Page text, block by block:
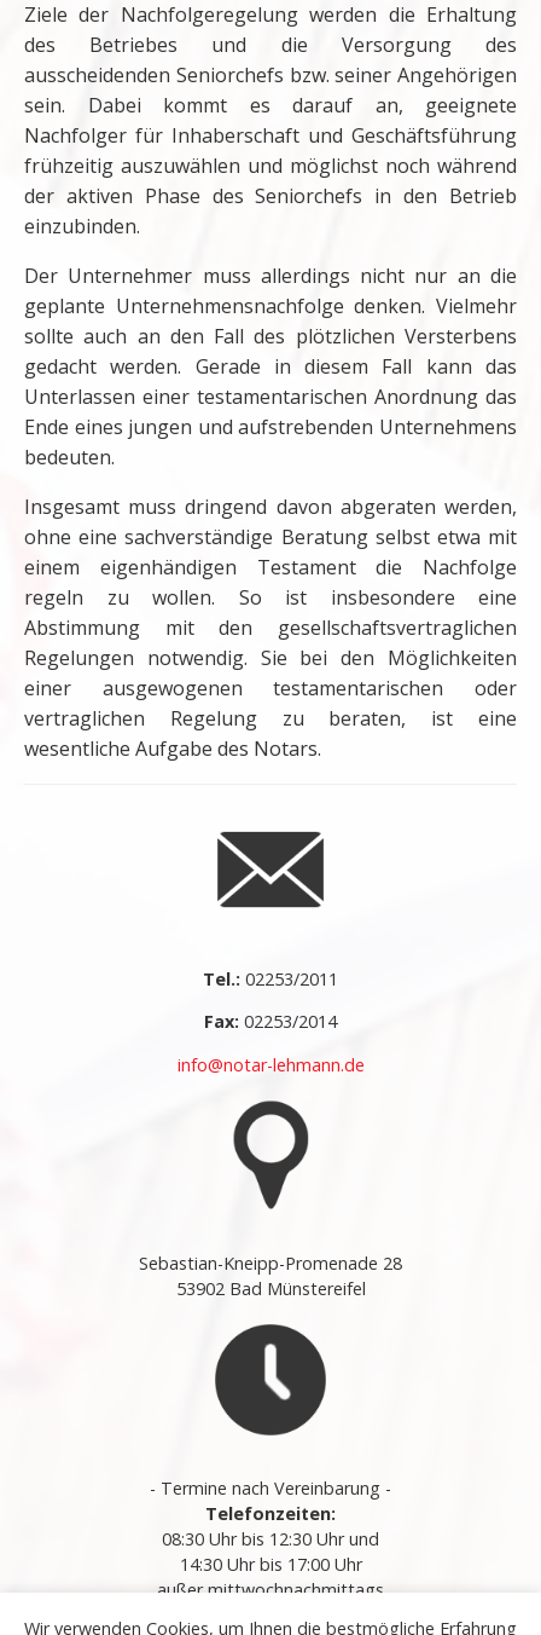
Ziele der Nachfolgeregelung werden die Erhaltung
des Betriebes und die Versorgung des
ausscheidenden Seniorchefs bzw. seiner Angehörigen
sein. Dabei kommt es darauf an, geeignete
Nachfolger für Inhaberschaft und Geschäftsführung
frühzeitig auszuwählen und möglichst noch während
der aktiven Phase des Seniorchefs in den Betrieb
einzubinden.
Der Unternehmer muss allerdings nicht nur an die
geplante Unternehmensnachfolge denken. Vielmehr
sollte auch an den Fall des plötzlichen Versterbens
gedacht werden. Gerade in diesem Fall kann das
Unterlassen einer testamentarischen Anordnung das
Ende eines jungen und aufstrebenden Unternehmens
bedeuten.
Insgesamt muss dringend davon abgeraten werden,
ohne eine sachverständige Beratung selbst etwa mit
einem eigenhändigen Testament die Nachfolge
regeln zu wollen. So ist insbesondere eine
Abstimmung mit den gesellschaftsvertraglichen
Regelungen notwendig. Sie bei den Möglichkeiten
einer ausgewogenen testamentarischen oder
vertraglichen Regelung zu beraten, ist eine
wesentliche Aufgabe des Notars.
Tel.: 02253/2011
Fax: 02253/2014
info@notar-lehmann.de
Sebastian-Kneipp-Promenade 28
53902 Bad Münstereifel
- Termine nach Vereinbarung -
Telefonzeiten:
08:30 Uhr bis 12:30 Uhr und
14:30 Uhr bis 17:00 Uhr
außer mittwochnachmittags
Wir verwenden Cookies, um Ihnen die bestmögliche Erfahrung